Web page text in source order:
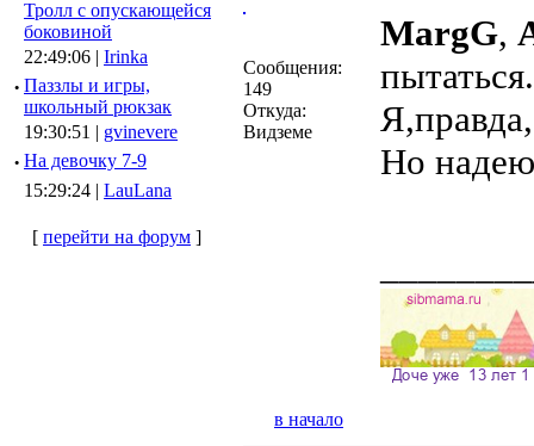
Тролл с опускающейся
боковиной
22:49:06 | Irinka
· Паззлы и игры,
школьный рюкзак
19:30:51 | gvinevere
· Hа девочку 7-9
15:29:24 | LauLana
[ перейти на форум ]
Сообщения:
149
Откуда:
Видземе
MargG,
пытаться.
Но
в начало